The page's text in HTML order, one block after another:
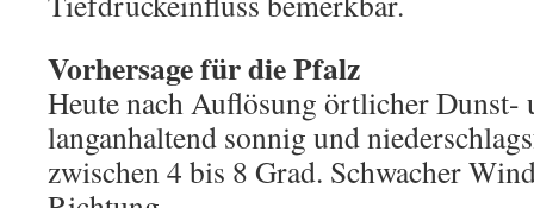
Vorhersage für die Pfalz
Heute nach Auflösung örtlicher Dunst-
langanhaltend sonnig und
zwischen 4 bis 8 Grad. Schwacher